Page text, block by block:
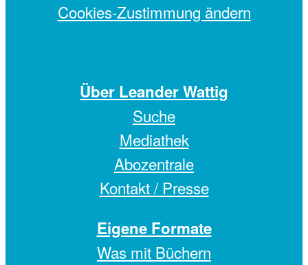
Cookies-Zustimmung ändern
Über Leander Wattig
Suche
Mediathek
Abozentrale
Kontakt / Presse
Eigene Formate
Was mit Büchern